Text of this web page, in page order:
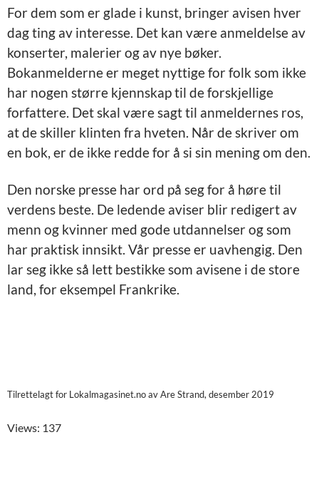
For dem som er glade i kunst, bringer avisen hver
dag ting av interesse. Det kan være anmeldelse av
konserter, malerier og av nye bøker.
Bokanmelderne er meget nyttige for folk som ikke
har nogen større kjennskap til de forskjellige
forfattere. Det skal være sagt til anmeldernes ros,
at de skiller klinten fra hveten. Når de skriver om
en bok, er de ikke redde for å si sin mening om den.
Den norske presse har ord på seg for å høre til
verdens beste. De ledende aviser blir redigert av
menn og kvinner med gode utdannelser og som
har praktisk innsikt. Vår presse er uavhengig. Den
lar seg ikke så lett bestikke som avisene i de store
land, for eksempel Frankrike.
Tilrettelagt for Lokalmagasinet.no av Are Strand, desember 2019
Views: 137